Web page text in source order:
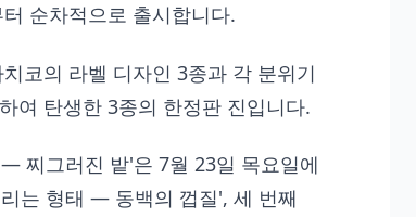
순차적으로 출시합니다.
코의 라벨 디자인 3종과 각 분위기
여 탄생한 3종의 한정판 진입니다.
찌그러진 밭'은 7월 23일 목요일에
는 형태 — 동백의 껍질', 세 번째